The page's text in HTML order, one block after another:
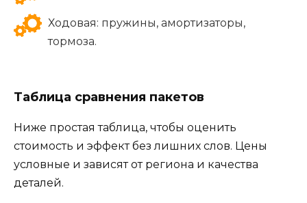
Ходовая: пружины, амортизаторы,
тормоза.
Таблица сравнения пакетов
Ниже простая таблица, чтобы оценить
стоимость и эффект без лишних слов. Цены
условные и зависят от региона и качества
деталей.